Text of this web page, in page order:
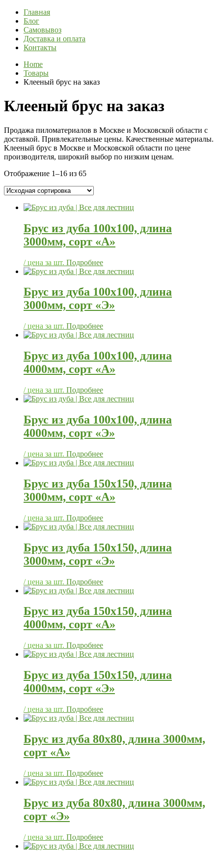
Главная
Блог
Самовывоз
Доставка и оплата
Контакты
Home
Товары
Клееный брус на заказ
Клееный брус на заказ
Продажа пиломатериалов в Москве и Московской области с
доставкой. Привлекательные цены. Качественные материалы.
Клееный брус в Москве и Московской области по цене
производителя, широкий выбор по низким ценам.
Отображение 1–16 из 65
Брус из дуба 100х100, длина
3000мм, сорт «А»
/ цена за шт. Подробнее
Брус из дуба 100х100, длина
3000мм, сорт «Э»
/ цена за шт. Подробнее
Брус из дуба 100х100, длина
4000мм, сорт «А»
/ цена за шт. Подробнее
Брус из дуба 100х100, длина
4000мм, сорт «Э»
/ цена за шт. Подробнее
Брус из дуба 150х150, длина
3000мм, сорт «А»
/ цена за шт. Подробнее
Брус из дуба 150х150, длина
3000мм, сорт «Э»
/ цена за шт. Подробнее
Брус из дуба 150х150, длина
4000мм, сорт «А»
/ цена за шт. Подробнее
Брус из дуба 150х150, длина
4000мм, сорт «Э»
/ цена за шт. Подробнее
Брус из дуба 80х80, длина 3000мм,
сорт «А»
/ цена за шт. Подробнее
Брус из дуба 80х80, длина 3000мм,
сорт «Э»
/ цена за шт. Подробнее